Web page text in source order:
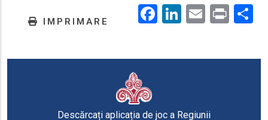
IMPRIMARE Facebook
LinkedIn
EmailPrint
Descărcați aplicația de joc a Regiunii